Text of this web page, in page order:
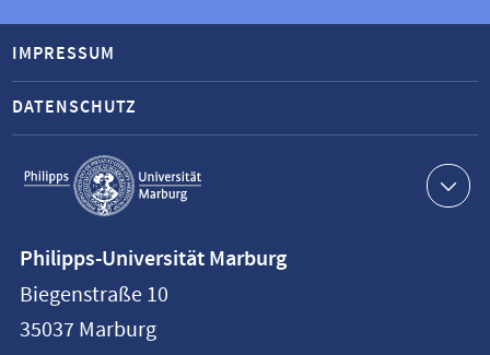
Service-
Navigation
IMPRESSUM
DATENSCHUTZ
Philipps-
Universität
Marburg
Philipps-Universität Marburg
Biegenstraße 10
35037 Marburg